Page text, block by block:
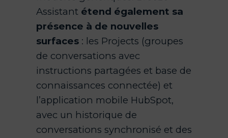
Assistant étend également sa
présence à de nouvelles
surfaces : les Projects (groupes
de conversations avec
instructions partagées et base de
connaissances connectée) et
l’application mobile HubSpot,
avec un historique de
conversations synchronisé et des